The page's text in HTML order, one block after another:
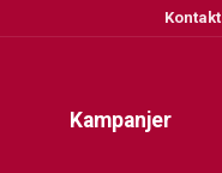
Kontakt
Kampanjer